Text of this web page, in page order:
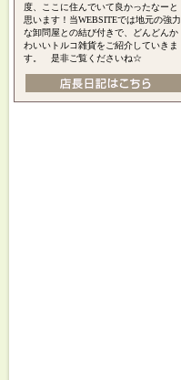
度、ここに住んでいて良かったなーと
思います！当WEBSITEでは地元の強力
な卸問屋との結び付きで、どんどんか
わいいトルコ雑貨をご紹介していきま
す。 是非ご覧くださいね☆